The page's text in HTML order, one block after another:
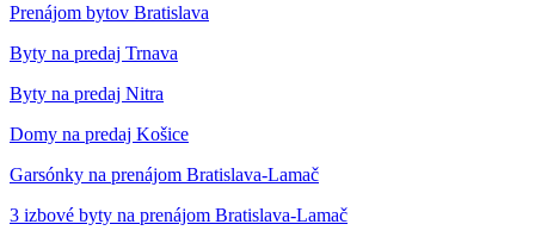
Prenájom bytov Bratislava
Byty na predaj Trnava
Byty na predaj Nitra
Domy na predaj Košice
Garsónky na prenájom Bratislava-Lamač
3 izbové byty na prenájom Bratislava-Lamač